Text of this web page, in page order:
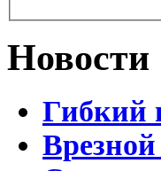
Новости
Гибкий